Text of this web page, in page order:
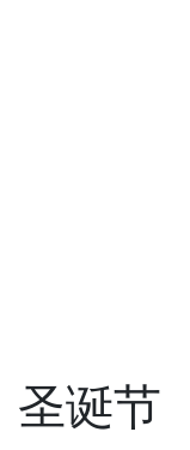
圣诞节